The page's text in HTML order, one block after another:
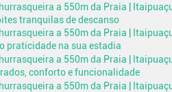
tranquilas de descanso
praticidade na sua estadia
conforto e funcionalidade